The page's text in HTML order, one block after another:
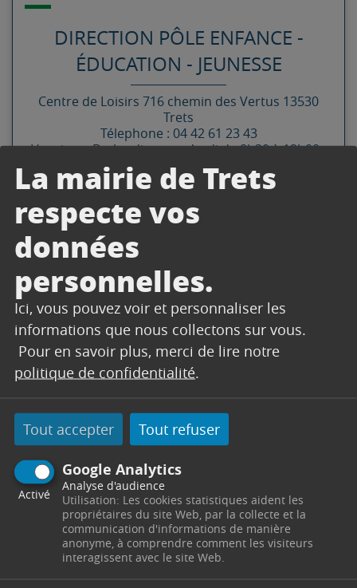
La mairie de Trets
respecte vos
données
personnelles.
Ici, vous pouvez voir et personnaliser les
informations que nous collectons sur vous.
Pour en savoir plus, merci de lire notre
politique de confidentialité.
Tout accepter Tout refuser
Google Analytics
Activé
Analyse d'audience
Utilisation: Les cookies statistiques aident les
propriétaires du site Web, par la collecte et la
communication d'informations de manière
anonyme, à comprendre comment les visiteurs
interagissent avec le site Web.
DIRECTION PÔLE ENFANCE -
ÉDUCATION - JEUNESSE
Centre de Loisirs 716 chemin des Vertus 13530
Trets
Télephone : 04 42 61 23 43
Horaires : Du lundi au venderdi de 8h30 à 12h00 -
n.lemercier@trets.fr
Contacter par mail
Contacter
DOCUMENTS
GUIDE DES TARIFS DES SERVICES